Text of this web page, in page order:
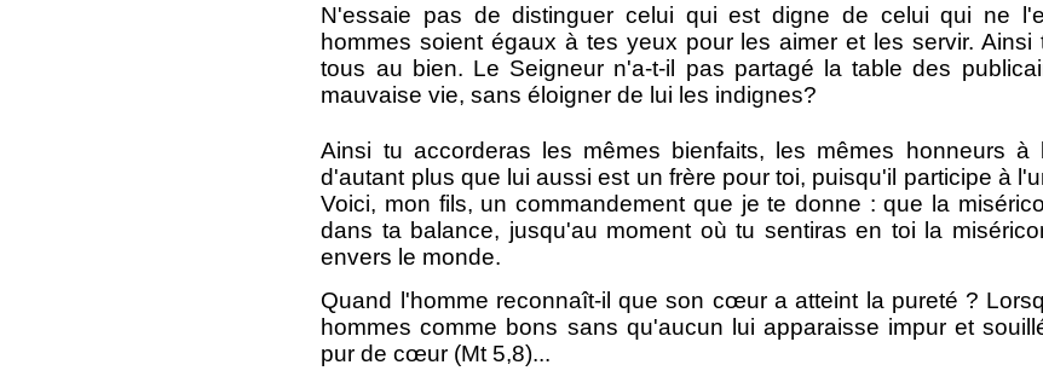
N'essaie pas de distinguer celui qui est digne de celui qui ne
hommes soient égaux à tes yeux pour les aimer et les servir. Ainsi
tous au bien. Le Seigneur n'a-t-il pas partagé la table des
mauvaise vie, sans éloigner de lui les indignes?
Ainsi tu accorderas les mêmes bienfaits, les mêmes honneurs à
d'autant plus que lui aussi est un frère pour toi, puisqu'il participe à
Voici, mon fils, un commandement que je te donne : que la
dans ta balance, jusqu'au moment où tu sentiras en toi la
envers le monde.
Quand l'homme reconnaît-il que son cœur a atteint la pureté ?
hommes comme bons sans qu'aucun lui apparaisse impur et
pur de cœur (Mt 5,8)...